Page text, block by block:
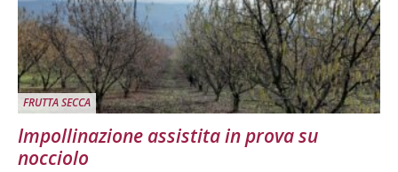
FRUTTA SECCA
Impollinazione assistita in prova su
nocciolo